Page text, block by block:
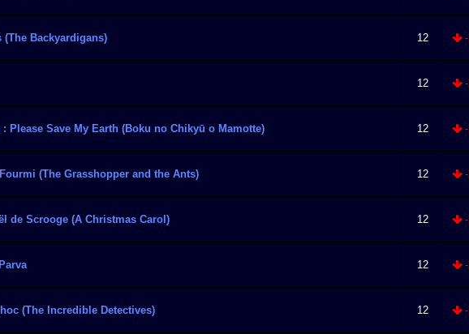
(The Backyardigans) 12 -
12 -
: Please Save My Earth (Boku no Chikyū o Mamotte) 12 -
(The Grasshopper and the Ants) 12 -
de Scrooge (A Christmas Carol) 12 -
12 -
(The Incredible Detectives) 12 -